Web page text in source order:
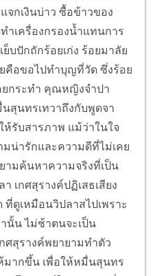
จกเงินบ่าว ซื้อข้าวของ
ำเครื่องกรองน้ำแทนการ
บปักถักร้อยเก่ง ร้อยมาลัย
คือขอไปทำบุญที่วัด ซึ่งร้อย
ยกระทำ คุณหญิงจำปา
นสุนทรเทวาถึงกับพูดจา
ห้รับสารภาพ แม้ว่าในใจ
มน่ารักและความดีที่ไม่เคย
ามค้นหาความจริงที่เป็น
เกศสุรางค์ปฏิเสธเสียง
ดูเหมือนวิปลาสไปเพราะ
นั้น ไม่ช้าตนจะเป็น
ศสุรางค์พยายามทำตัว
มากขึ้น เพื่อให้หมื่นสุนทร